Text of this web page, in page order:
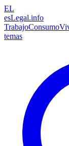
EL
esLegal.info
TrabajoConsumo
temas